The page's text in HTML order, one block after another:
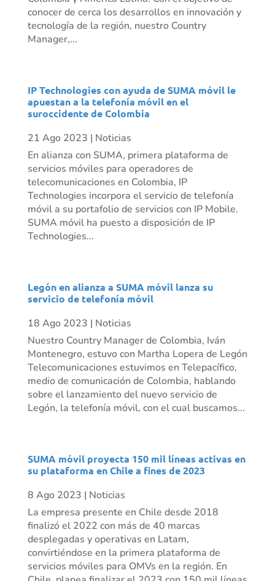
conocer de cerca los desarrollos en innovación y
tecnología de la región, nuestro Country
Manager,...
IP Technologies con ayuda de SUMA móvil le
apuestan a la telefonía móvil en el
suroccidente de Colombia
21 Ago 2023 | Noticias
En alianza con SUMA, primera plataforma de
servicios móviles para operadores de
telecomunicaciones en Colombia, IP
Technologies incorpora el servicio de telefonía
móvil a su portafolio de servicios con IP Mobile.
SUMA móvil ha puesto a disposición de IP
Technologies...
Legón en alianza a SUMA móvil lanza su
servicio de telefonía móvil
18 Ago 2023 | Noticias
Nuestro Country Manager de Colombia, Iván
Montenegro, estuvo con Martha Lopera de Legón
Telecomunicaciones estuvimos en Telepacífico,
medio de comunicación de Colombia, hablando
sobre el lanzamiento del nuevo servicio de
Legón, la telefonía móvil, con el cual buscamos...
SUMA móvil proyecta 150 mil líneas activas en
su plataforma en Chile a fines de 2023
8 Ago 2023 | Noticias
La empresa presente en Chile desde 2018
finalizó el 2022 con más de 40 marcas
desplegadas y operativas en Latam,
convirtiéndose en la primera plataforma de
servicios móviles para OMVs en la región. En